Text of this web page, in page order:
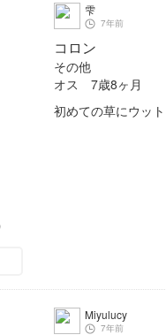
雫
7年前
コロン
その他
オス 7歳8ヶ月
初めての草にウット
Miyulucy
7年前